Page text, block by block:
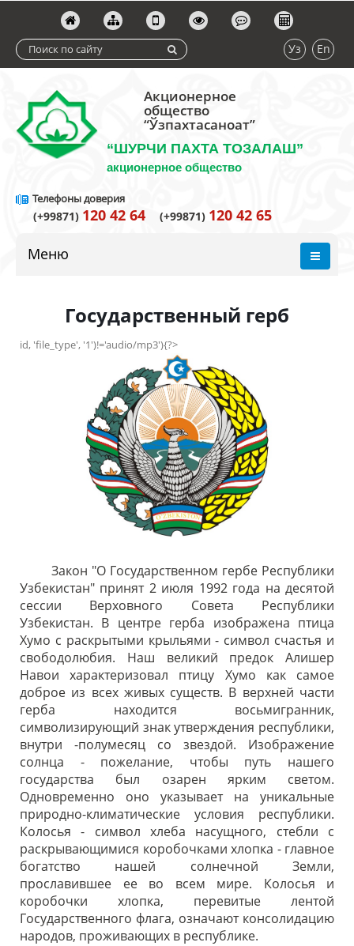
Уз En
Акционерное
общество
“Ўзпахтасаноат”
“ШУРЧИ ПАХТА ТОЗАЛАШ”
акционерное общество
Телефоны доверия
(+99871) 120 42 64 (+99871) 120 42 65
Меню
Государственный герб
id, 'file_type', '1')!='audio/mp3'){?>
Закон "О Государственном гербе Республики
Узбекистан" принят 2 июля 1992 года на десятой
сессии Верховного Совета Республики
Узбекистан. В центре герба изображена птица
Хумо с раскрытыми крыльями - символ счастья и
свободолюбия. Наш великий предок Алишер
Навои характеризовал птицу Хумо как самое
доброе из всех живых существ. В верхней части
герба находится восьмигранник,
символизирующий знак утверждения республики,
внутри -полумесяц со звездой. Изображение
солнца - пожелание, чтобы путь нашего
государства был озарен ярким светом.
Одновременно оно указывает на уникальные
природно-климатические условия республики.
Колосья - символ хлеба насущного, стебли с
раскрывающимися коробочками хлопка - главное
богатство нашей солнечной Земли,
прославившее ее во всем мире. Колосья и
коробочки хлопка, перевитые лентой
Государственного флага, означают консолидацию
народов, проживающих в республике.